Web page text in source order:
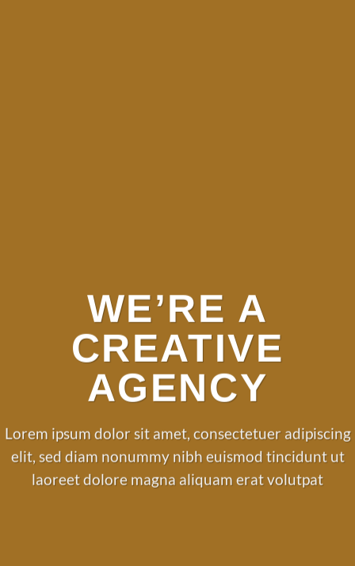
WE’RE A
CREATIVE
AGENCY
Lorem ipsum dolor sit amet, consectetuer adipiscing
elit, sed diam nonummy nibh euismod tincidunt ut
laoreet dolore magna aliquam erat volutpat